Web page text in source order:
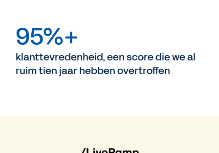
95%+
klanttevredenheid, een score die we al
ruim tien jaar hebben overtroffen